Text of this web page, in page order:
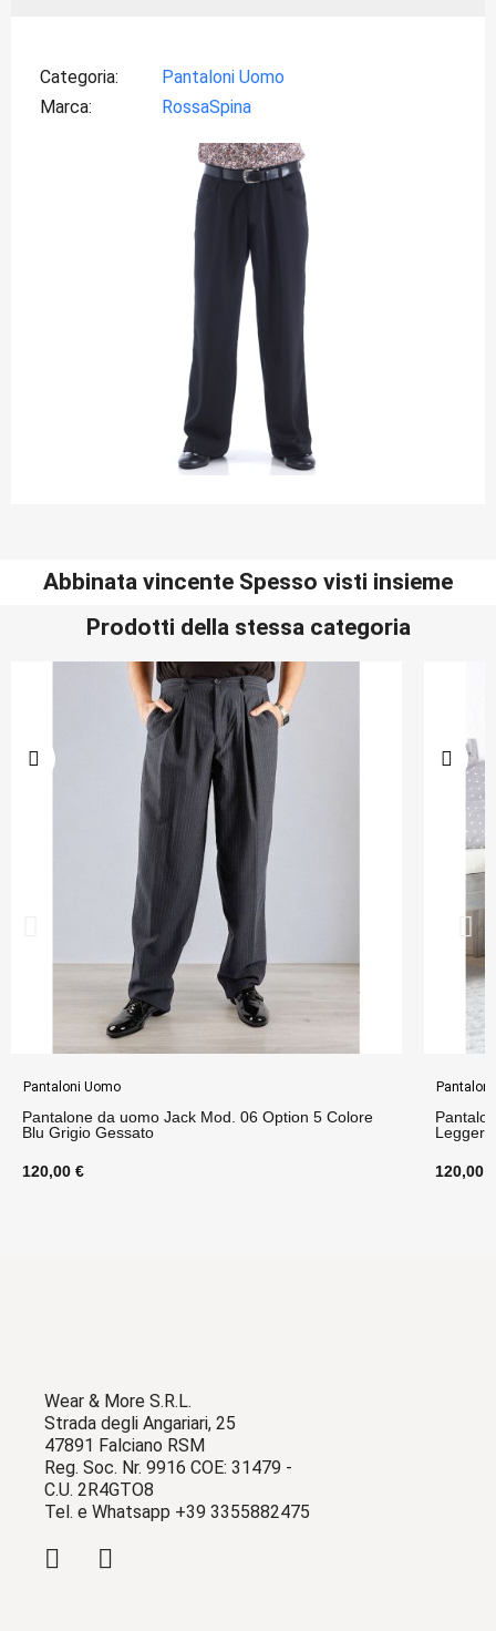
Categoria
Pantaloni Uomo
Marca
RossaSpina
Abbinata vincente Spesso visti insieme
Prodotti della stessa categoria
Pantaloni Uomo
Pantalone da uomo Jack Mod. 06 Option 5 Colore
Blu Grigio Gessato
120,00 €
Leggero
120,00
Wear & More S.R.L.
Strada degli Angariari, 25
47891 Falciano RSM
Reg. Soc. Nr. 9916 COE: 31479 -
C.U. 2R4GTO8
Tel. e Whatsapp +39 3355882475